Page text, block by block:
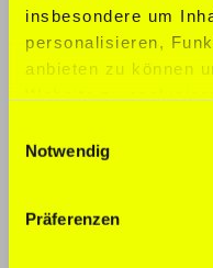
insbesondere um
personalisieren,
anbieten zu können
Website an unsere
Werbung und
führen diese
weiteren Daten
Notwendig
Präferenzen
SPRACHEN: